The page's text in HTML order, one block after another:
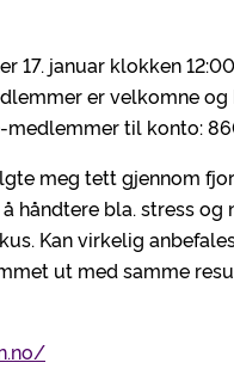
17. januar klokken
er velkomne
til konto:
meg tett gjennom
håndtere bla. stress og
Kan virkelig
ut med samme